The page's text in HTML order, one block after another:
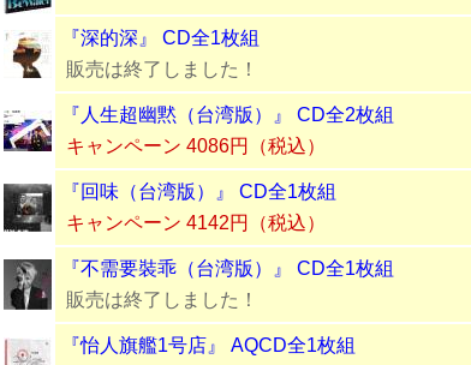
『深的深』 CD全1枚組
販売は終了しました！
『人生超幽黙（台湾版）』 CD全2枚組
キャンペーン 4086円（税込）
『回味（台湾版）』 CD全1枚組
キャンペーン 4142円（税込）
『不需要裝乖（台湾版）』 CD全1枚組
販売は終了しました！
『怡人旗艦1号店』 AQCD全1枚組